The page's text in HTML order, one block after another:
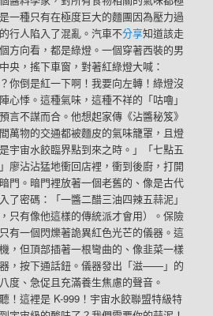
一種只有在極度巨大的麵團因為壓力過
行人陷入了混亂。汽車不分享知道該走
方向看，都是綠燈。一個穿著西裝的男
央，搖下車窗，對著紅綠燈大喊：
你倒是紅一下啊！我要向左轉！綠燈沒
心悸。這種氣味，這種不祥的「咕嚕」
言不謀而合。他想起家傳《沾醬秘笈》
萬物的交通都被麵皮的氣味籠罩，且燈
宇宙水餃臨界點到來之時。」「七點五
廖沾沾猛地衝回店裡，衝到後廚，打開
門。暗門裡放著一個老舊的、像是古代
了密碼：「一醬二醋三油四辣五蒜泥」
只有像他這樣的傳統派才會用）。保險
有一個閃爍著詭異紅色光芒的儀器。這
，但頂部插著一根彎曲的、像韭菜一樣
，按下通話鈕。儀器發出「滋——」的
度、急促且充滿養生焦慮的聲音。
！這裡是 K-999！宇宙水餃聯盟特級特